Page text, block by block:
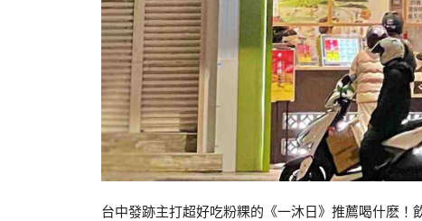
台中發跡主打超好吃粉粿的《一沐日》推薦喝什麽